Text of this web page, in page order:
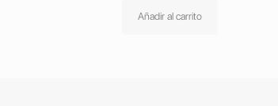
Añadir al carrito